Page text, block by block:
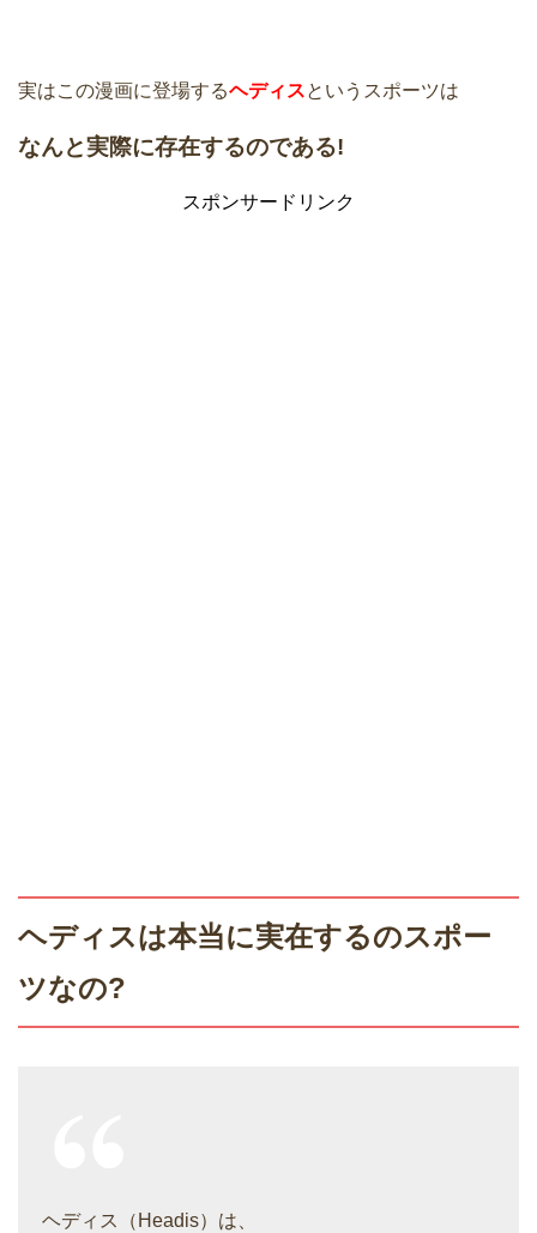
実はこの漫画に登場するヘディスというスポーツは
なんと実際に存在するのである!
スポンサードリンク
ヘディスは本当に実在するのスポー
ツなの?
ヘディス（Headis）は、